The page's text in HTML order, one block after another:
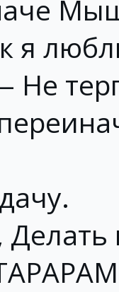
я
Не